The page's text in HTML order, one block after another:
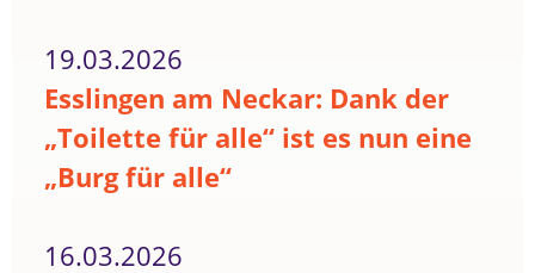
19.03.2026
Esslingen am Neckar: Dank der
„Toilette für alle“ ist es nun eine
„Burg für alle“
16.03.2026